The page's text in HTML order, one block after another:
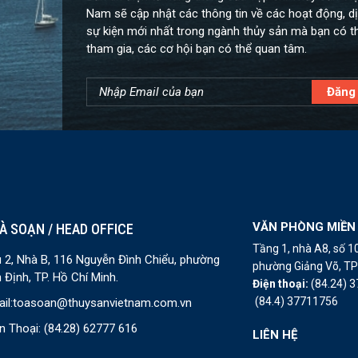
Nam sẽ cập nhật các thông tin về các hoạt động,
sự kiện mới nhất trong ngành thủy sản mà bạn có
tham gia, các cơ hội bạn có thể quan tâm.
SOẠN / HEAD OFFICE
2, Nhà B, 116 Nguyễn Đình Chiểu, phường
Định, TP. Hồ Chí Minh.
toasoan@thuysanvietnam.com.vn
Thoại: (84.28) 62777 616
VĂN PHÒNG
Tầng 1, nhà A8, số
phường Giảng Võ,
Điện thoại:(84.24)
(84.4) 37711756
LIÊN HỆ